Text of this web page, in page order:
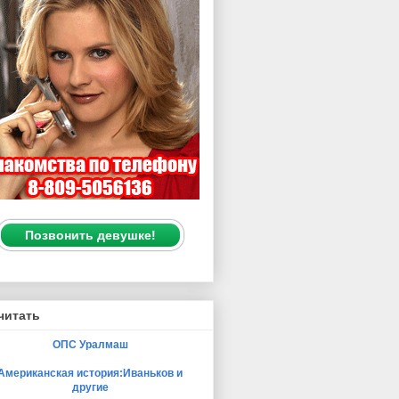
Позвонить девушке!
ОПС Уралмаш
история:Иваньков и
другие